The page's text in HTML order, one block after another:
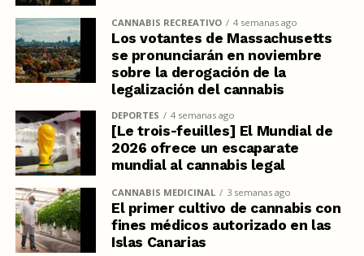
CANNABIS RECREATIVO 4 semanas ago
Los votantes de Massachusetts
se pronunciarán en noviembre
sobre la derogación de la
legalización del cannabis
DEPORTES 4 semanas ago
[Le trois-feuilles] El Mundial de
2026 ofrece un escaparate
mundial al cannabis legal
CANNABIS MEDICINAL 3 semanas ago
El primer cultivo de cannabis con
fines médicos autorizado en las
Islas Canarias